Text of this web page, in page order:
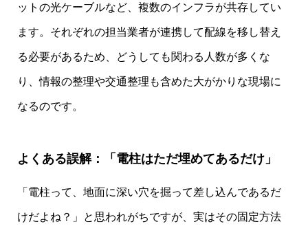
ットの光ケーブルなど、複数のインフラが共存してい
ます。それぞれの担当業者が連携して配線を移し替え
る必要があるため、どうしても関わる人数が多くな
り、情報の整理や交通整理も含めた大がかりな現場に
なるのです。
よくある誤解：「電柱はただ埋めてあるだけ」
「電柱って、地面に深い穴を掘って差し込んであるだ
けだよね？」と思われがちですが、実はその固定方法